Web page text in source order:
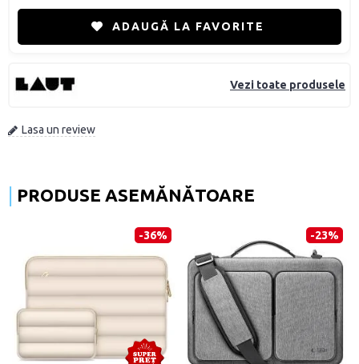
Vezi toate produsele
Lasa un review
ADAUGĂ LA FAVORITE
PRODUSE ASEMĂNĂTOARE
-52% -35%